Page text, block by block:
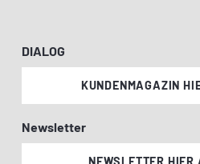
DIALOG
KUNDENMAGAZIN
Newsletter
NEWSLETTER HIER